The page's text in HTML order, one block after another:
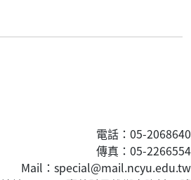
電話：05-2068640
傳真 ：05-2266554
Mail：special@mail.ncyu.edu.tw